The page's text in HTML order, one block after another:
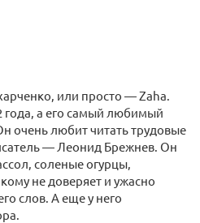
или просто — Zaha.
года, а его самый любимый
очень любит читать трудовые
— Леонид Брежнев. Он
соленые огурцы,
не доверяет и ужасно
слов. А еще у него